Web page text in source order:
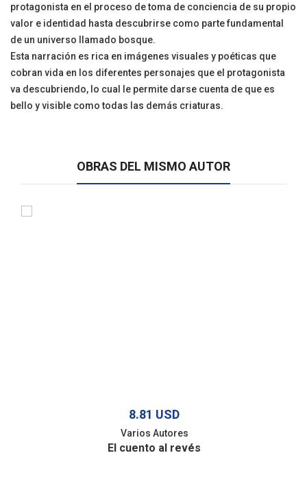
protagonista en el proceso de toma de conciencia de su propio
valor e identidad hasta descubrirse como parte fundamental
de un universo llamado bosque.
Esta narración es rica en imágenes visuales y poéticas que
cobran vida en los diferentes personajes que el protagonista
va descubriendo, lo cual le permite darse cuenta de que es
bello y visible como todas las demás criaturas.
OBRAS DEL MISMO AUTOR
8.81 USD
Varios Autores
El cuento al revés